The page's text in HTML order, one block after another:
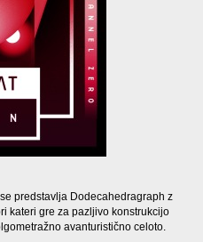
predstavlja Dodecahedragraph z
kateri gre za pazljivo konstrukcijo
avanturistično celoto.